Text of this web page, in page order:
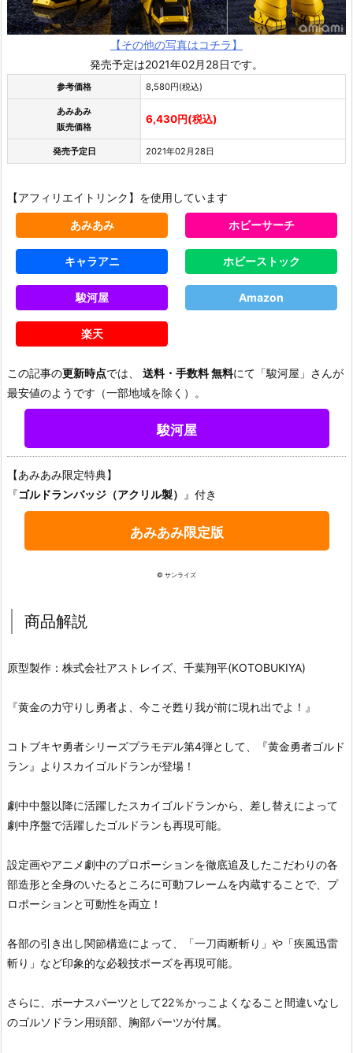
【その他の写真はコチラ】
発売予定は2021年02月28日です。
参考価格 8,580円(税込)
あみあみ
販売価格
6,430円(税込)
発売予定日 2021年02月28日
【アフィリエイトリンク】を使用しています
あみあみ ホビーサーチ
キャラアニ ホビーストック
駿河屋 Amazon
楽天
この記事の更新時点では、 送料・手数料 無料にて「駿河屋」さんが
最安値のようです（一部地域を除く）。
駿河屋
【あみあみ限定特典】
『ゴルドランバッジ（アクリル製） 』付き
あみあみ限定版
© サンライズ
商品解説
原型製作：株式会社アストレイズ、千葉翔平(KOTOBUKIYA)
『黄金の力守りし勇者よ、今こそ甦り我が前に現れ出でよ！』
コトブキヤ勇者シリーズプラモデル第4弾として、『黄金勇者ゴルド
ラン』よりスカイゴルドランが登場！
劇中中盤以降に活躍したスカイゴルドランから、差し替えによって
劇中序盤で活躍したゴルドランも再現可能。
設定画やアニメ劇中のプロポーションを徹底追及したこだわりの各
部造形と全身のいたるところに可動フレームを内蔵することで、プ
ロポーションと可動性を両立！
各部の引き出し関節構造によって、「一刀両断斬り」や「疾風迅雷
斬り」など印象的な必殺技ポーズを再現可能。
さらに、ボーナスパーツとして22％かっこよくなること間違いなし
のゴルソドラン用頭部、胸部パーツが付属。